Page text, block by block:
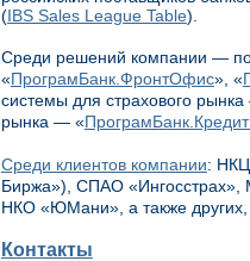
(IBS Sales League Table).
Среди решений компании —
«ПрограмБанк.ФронтОфис», «
системы для страхового
рынка — «
Среди клиентов компании: НКЦ
Биржа»), СПАО «Ингосстрах»,
НКО «ЮМани», а также
Контакты